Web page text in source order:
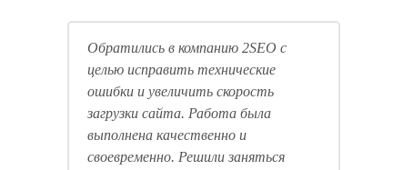
Обратились в компанию 2SEO с
целью исправить технические
ошибки и увеличить скорость
загрузки сайта. Работа была
выполнена качественно и
своевременно. Решили заняться